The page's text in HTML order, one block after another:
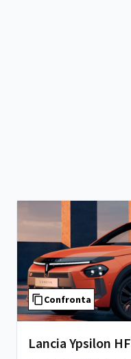
Confronta
Lancia Ypsilon HF